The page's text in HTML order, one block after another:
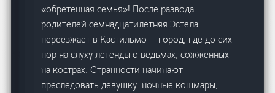
«обретенная семья»! После развода
родителей семнадцатилетняя Эстела
переезжает в Кастильмо — город, где до сих
пор на слуху легенды о ведьмах, сожженных
на кострах. Странности начинают
преследовать девушку: ночные кошмары,